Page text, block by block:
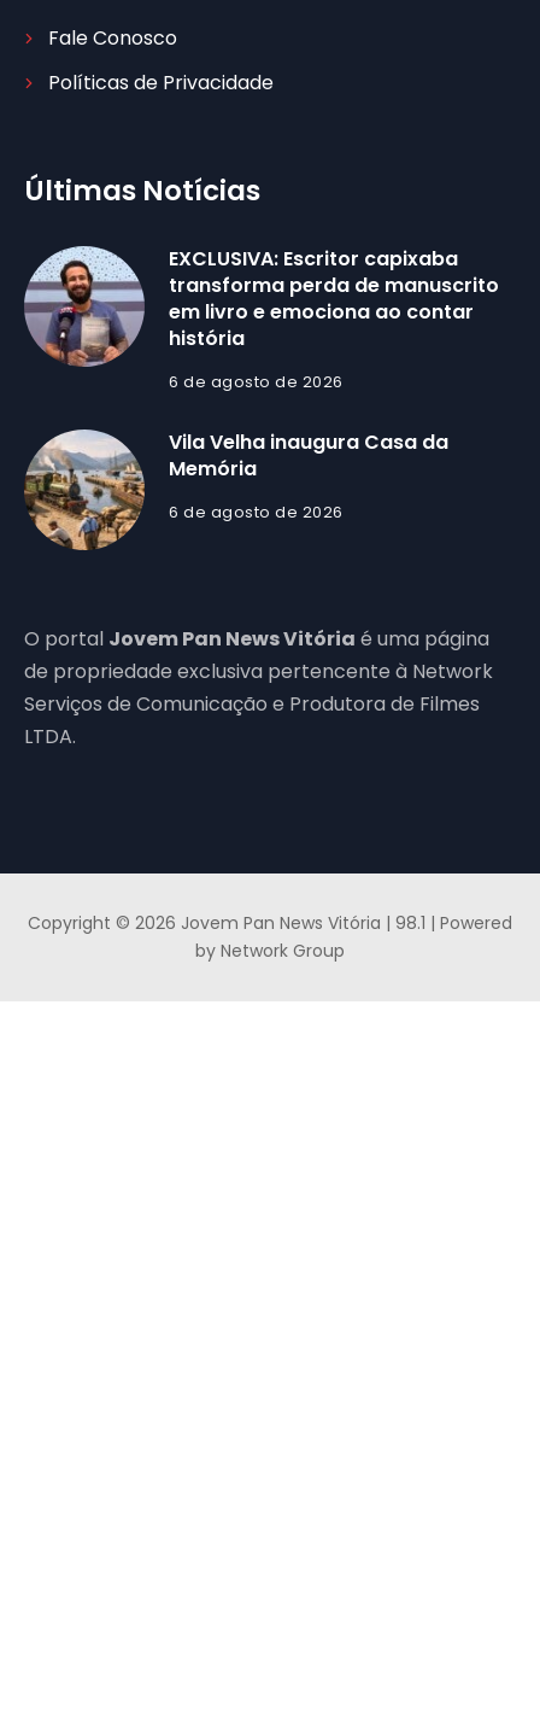
Fale Conosco
Políticas de Privacidade
Últimas Notícias
EXCLUSIVA: Escritor capixaba
transforma perda de manuscrito
em livro e emociona ao contar
história
6 de agosto de 2026
Vila Velha inaugura Casa da
Memória
6 de agosto de 2026
O portal Jovem Pan News Vitória é uma página
de propriedade exclusiva pertencente à Network
Serviços de Comunicação e Produtora de Filmes
LTDA.
Copyright © 2026 Jovem Pan News Vitória | 98.1 | Powered
by Network Group